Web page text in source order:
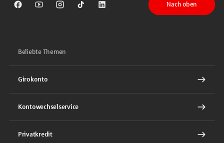
Sparkasse auf Facebook
Sparkasse auf Youtube
Sparkasse auf Instagram
Sparkasse auf TikTok
Sparkasse auf LinkedIn
Nach oben
Beliebte Themen
Girokonto
Kontowechselservice
Privatkredit